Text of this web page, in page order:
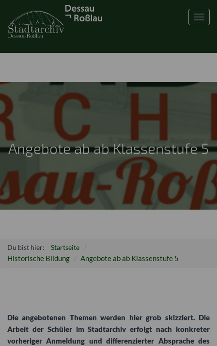
Angebote ab ab Klassenstufe 5
Du bist hier: Startseite
Historische Bildung Angebote ab ab Klassenstufe 5
Die angebotenen Themen werden hier grob skizziert. Die
Arbeit der Schüler im Stadtarchiv erfolgt nach konkreter
vorheriger Anmeldung und differenzierter Absprache des